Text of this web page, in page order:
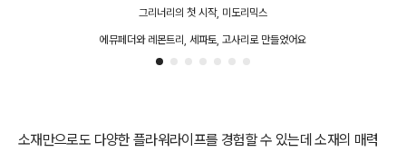
그리너리의 첫 시작, 미도리믹스
에뮤페더와 레몬트리, 세파토, 고사리로 만들었어요
소재만으로도 다양한 플라워라이프를 경험할 수 있는데 소재의 매력